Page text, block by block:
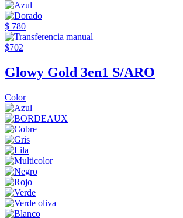
$ 780
$702
Glowy Gold 3en1 S/ARO
Color